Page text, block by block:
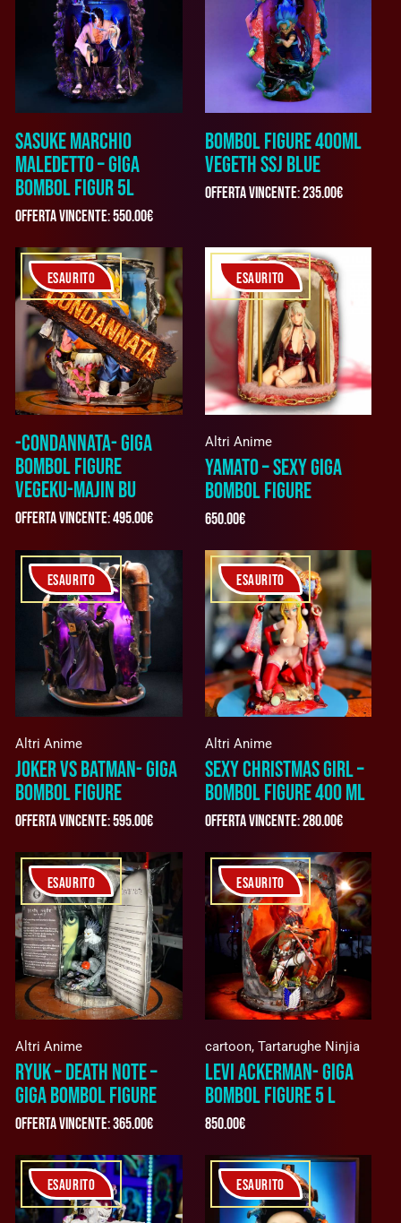
SASUKE MARCHIO
MALEDETTO – GIGA
BOMBOL FIGUR 5L
Offerta vincente:550.00€
BOMBOL FIGURE 400ML
VEGETH SSJ BLUE
Offerta vincente:235.00€
ESAURITO
-CONDANNATA- GIGA
BOMBOL FIGURE
VEGEKU-MAJIN BU
Offerta vincente:495.00€
ESAURITO
Altri Anime
YAMATO – SEXY GIGA
BOMBOL FIGURE
650.00€
ESAURITO
Altri Anime
JOKER VS BATMAN- GIGA
BOMBOL FIGURE
Offerta vincente:595.00€
ESAURITO
Altri Anime
SEXY CHRISTMAS GIRL –
BOMBOL FIGURE 400 ML
Offerta vincente:280.00€
ESAURITO
Altri Anime
RYUK – DEATH NOTE –
GIGA BOMBOL FIGURE
Offerta vincente:365.00€
ESAURITO
cartoon, Tartarughe Ninjia
LEVI ACKERMAN- GIGA
BOMBOL FIGURE 5 L
850.00€
ESAURITO ESAURITO